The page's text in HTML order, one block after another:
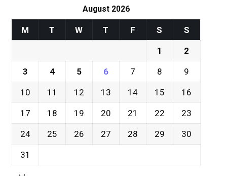
August 2026
M T W T F S S
1 2
3 4 5 6 7 8 9
10 11 12 13 14 15 16
17 18 19 20 21 22 23
24 25 26 27 28 29 30
31